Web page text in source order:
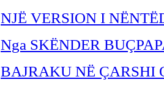
NJË VERSION I
Nga SKËNDER BU
BAJRAKU NË ÇARSHI